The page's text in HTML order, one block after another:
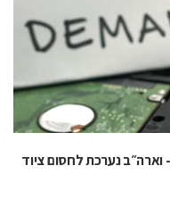
– וארה״ב נערכת לחסום ציוד